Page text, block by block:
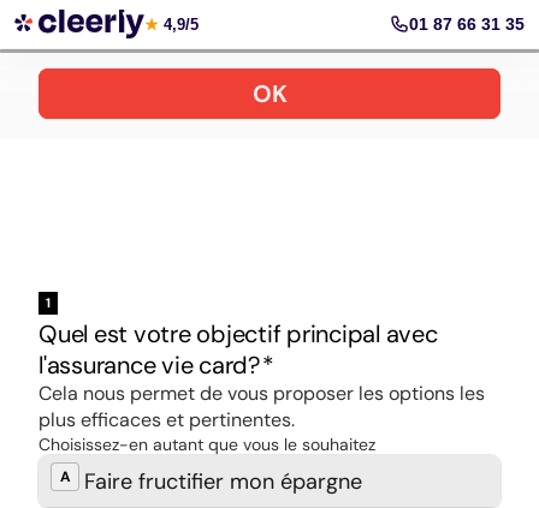
Ouvrir une assurance vie en ligne
★ 4,9/5 01 87 66 31 35